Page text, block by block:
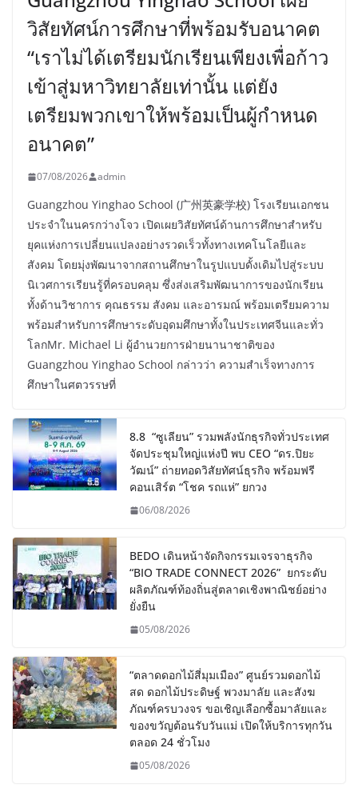
วิสัยทัศน์การศึกษาที่พร้อมรับอนาคต
“เราไม่ได้เตรียมนักเรียนเพียงเพื่อก้าว
เข้าสู่มหาวิทยาลัยเท่านั้น แต่ยัง
เตรียมพวกเขาให้พร้อมเป็นผู้กำหนด
อนาคต”
07/08/2026 admin
Guangzhou Yinghao School (广州英豪学校) โรงเรียนเอกชน
ประจำในนครกว่างโจว เปิดเผยวิสัยทัศน์ด้านการศึกษาสำหรับ
ยุคแห่งการเปลี่ยนแปลงอย่างรวดเร็วทั้งทางเทคโนโลยีและ
สังคม โดยมุ่งพัฒนาจากสถานศึกษาในรูปแบบดั้งเดิมไปสู่ระบบ
นิเวศการเรียนรู้ที่ครอบคลุม ซึ่งส่งเสริมพัฒนาการของนักเรียน
ทั้งด้านวิชาการ คุณธรรม สังคม และอารมณ์ พร้อมเตรียมความ
พร้อมสำหรับการศึกษาระดับอุดมศึกษาทั้งในประเทศจีนและทั่ว
โลกMr. Michael Li ผู้อำนวยการฝ่ายนานาชาติของ
Guangzhou Yinghao School กล่าวว่า ความสำเร็จทางการ
ศึกษาในศตวรรษที่
8.8 “ซูเลียน” รวมพลังนักธุรกิจทั่วประเทศ
จัดประชุมใหญ่แห่งปี พบ CEO “ดร.ปิยะ
วัฒน์” ถ่ายทอดวิสัยทัศน์ธุรกิจ พร้อมฟรี
คอนเสิร์ต “โชค รถแห่” ยกวง
06/08/2026
BEDO เดินหน้าจัดกิจกรรมเจรจาธุรกิจ
“BIO TRADE CONNECT 2026” ยกระดับ
ผลิตภัณฑ์ท้องถิ่นสู่ตลาดเชิงพาณิชย์อย่าง
ยั่งยืน
05/08/2026
“ตลาดดอกไม้สี่มุมเมือง” ศูนย์รวมดอกไม้
สด ดอกไม้ประดิษฐ์ พวงมาลัย และสังฆ
ภัณฑ์ครบวงจร ขอเชิญเลือกซื้อมาลัยและ
ของขวัญต้อนรับวันแม่ เปิดให้บริการทุกวัน
ตลอด 24 ชั่วโมง
05/08/2026